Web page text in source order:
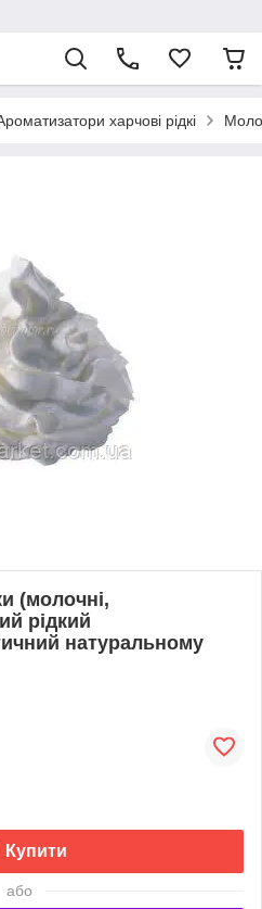
харчові рідкі
(молочні,
рідкий
натуральному
Купити
або